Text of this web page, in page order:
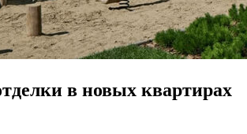
в новых квартирах